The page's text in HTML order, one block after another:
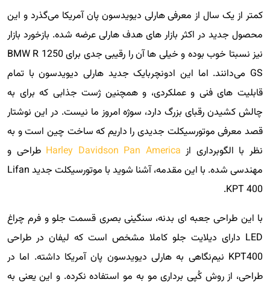
کمتر از یک سال از معرفی هارلی دیویدسون پان آمریکا می‌گذرد و این
محصول جدید در اکثر بازار های هدف هارلی عرضه شده. بازخورد بازار
نیز نسبتا خوب بوده و خیلی ها آن را رقیبی جدی برای BMW R 1250
GS می‌دانند. اما این ادونچربایک جدید هارلی دیویدسون با تمام
قابلیت های فنی و عملکردی، و همچنین ژست جذابی که برای به
چالش کشیدن رقبای بزرگ دارد، سوژه امروز ما نیست. در این نوشتار
قصد معرفی موتورسیکلت جدیدی را داریم که ساخت چین است و به
نظر با الگوبرداری از Harley Davidson Pan America طراحی و
مهندسی شده. با این مقدمه، آشنا شوید با موتورسیکلت جدید Lifan
KPT 400.
با این طراحی جعبه ای بدنه، سنگینی بصری قسمت جلو و فرم چراغ
LED دارای دیلایت جلو کاملا مشخص است که لیفان در طراحی
KPT400 نیم‌نگاهی به هارلی دیویدسون پان آمریکا داشته. اما در
طراحی، از روش کُپی برداری مو به مو استفاده نکرده. و این یعنی به